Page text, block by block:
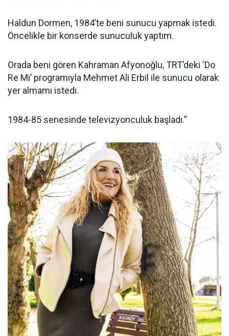
Haldun Dormen, 1984’te beni sunucu yapmak istedi.
Öncelikle bir konserde sunuculuk yaptım.
Orada beni gören Kahraman Afyonoğlu, TRT’deki ‘Do
Re Mi’ programıyla Mehmet Ali Erbil ile sunucu olarak
yer almamı istedi.
1984-85 senesinde televizyonculuk başladı.”